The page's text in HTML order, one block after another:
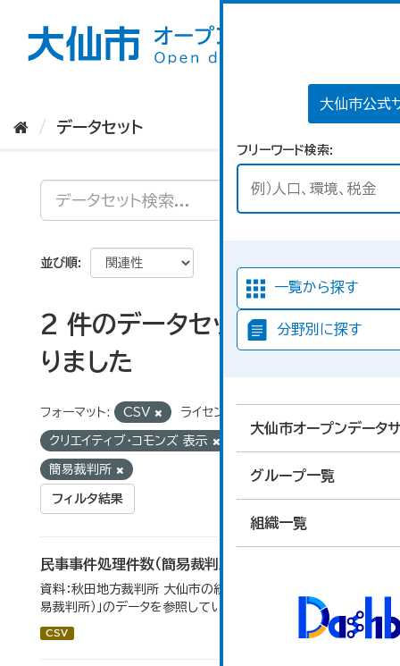
大仙市公式
フリーワード検索
一覧から探す
分野別に探す
大仙市オープンデータ
グループ一覧
組織一覧
データセット
並び順
2 件のデータセットが見つか
りました
フォーマット: CSV ライセンス:
クリエイティブ・コモンズ 表示
簡易裁判所
フィルタ結果
民事事件処理件数（簡易裁判所）
資料：秋田地方裁判所 大仙市の統計「12-14 民事事件（簡
易裁判所）」のデータを参照しています。
CSV